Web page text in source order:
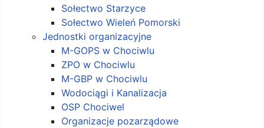
Sołectwo Starzyce
Sołectwo Wieleń Pomorski
Jednostki organizacyjne
M-GOPS w Chociwlu
ZPO w Chociwlu
M-GBP w Chociwlu
Wodociągi i Kanalizacja
OSP Chociwel
Organizacje pozarządowe